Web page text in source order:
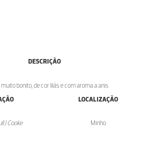
DESCRIÇÃO
bonito, de cor lilás e com aroma a anis.
Cooke
LOCALIZAÇÃO
Minho